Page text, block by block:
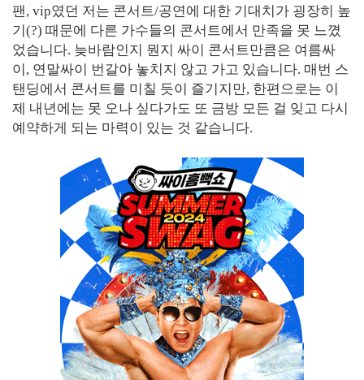
팬, vip였던 저는 콘서트/공연에 대한 기대치가 굉장히 높
기(?) 때문에 다른 가수들의 콘서트에서 만족을 못 느꼈
었습니다. 늦바람인지 뭔지 싸이 콘서트만큼은 여름싸
이, 연말싸이 번갈아 놓치지 않고 가고 있습니다. 매번 스
탠딩에서 콘서트를 미칠 듯이 즐기지만, 한편으로는 이
제 내년에는 못 오나 싶다가도 또 금방 모든 걸 잊고 다시
예약하게 되는 마력이 있는 것 같습니다.